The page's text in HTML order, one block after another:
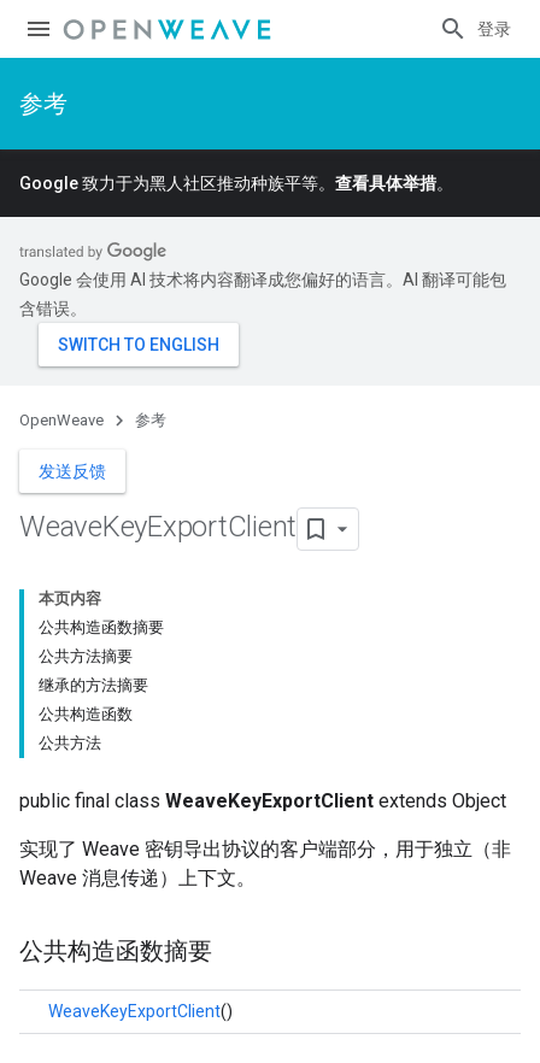
登录
参考
Google 致力于为黑人社区推动种族平等。 查看具体举措。
Google 会使用 AI 技术将内容翻译成您偏好的语言。AI 翻译可能包
含错误。
OpenWeave 参考
发送反馈
WeaveKeyExportClient
本页内容
公共构造函数摘要
公共方法摘要
继承的方法摘要
公共构造函数
公共方法
public final class WeaveKeyExportClient extends Object
实现了 Weave 密钥导出协议的客户端部分，用于独立（非
Weave 消息传递）上下文。
公共构造函数摘要
WeaveKeyExportClient()